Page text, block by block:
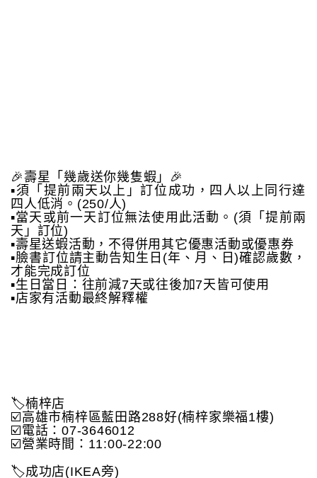
🎉壽星「幾歲送你幾隻蝦」🎉
▪️須「提前兩天以上」訂位成功，四人以上同行達
四人低消。(250/人)
▪️當天或前一天訂位無法使用此活動。(須「提前兩
天」訂位)
▪️壽星送蝦活動，不得併用其它優惠活動或優惠券
▪️臉書訂位請主動告知生日(年、月、日)確認歲數，
才能完成訂位
▪️生日當日：往前減7天或往後加7天皆可使用
▪️店家有活動最終解釋權
🏷️楠梓店
☑️高雄市楠梓區藍田路288好(楠梓家樂福1樓)
☑️電話：07-3646012
☑️營業時間：11:00-22:00
🏷️成功店(IKEA旁)